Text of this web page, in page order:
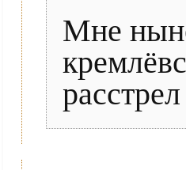
Мне